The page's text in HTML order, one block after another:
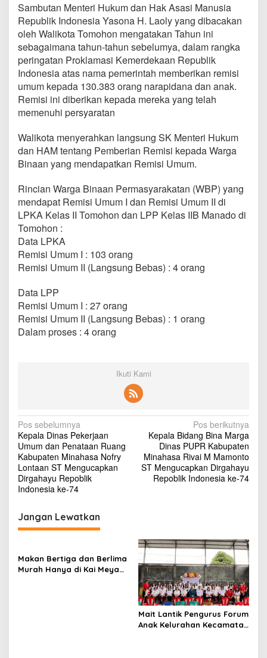
n
a
k
T
o
m
o
h
o
Sambutan Menteri Hukum dan Hak Asasi Manusia
Republik Indonesia Yasona H. Laoly yang dibacakan
oleh Walikota Tomohon mengatakan Tahun ini
sebagaimana tahun-tahun sebelumya, dalam rangka
peringatan Proklamasi Kemerdekaan Republik
Indonesia atas nama pemerintah memberikan remisi
umum kepada 130.383 orang narapidana dan anak.
Remisi ini diberikan kepada mereka yang telah
memenuhi persyaratan
Walikota menyerahkan langsung SK Menteri Hukum
dan HAM tentang Pemberian Remisi kepada Warga
Binaan yang mendapatkan Remisi Umum.
Rincian Warga Binaan Permasyarakatan (WBP) yang
mendapat Remisi Umum I dan Remisi Umum II di
LPKA Kelas II Tomohon dan LPP Kelas IIB Manado di
Tomohon :
Data LPKA
Remisi Umum I : 103 orang
Remisi Umum II (Langsung Bebas) : 4 orang
Data LPP
Remisi Umum I : 27 orang
Remisi Umum II (Langsung Bebas) : 1 orang
Dalam proses : 4 orang
Ikuti Kami
N
a
v
i
g
a
s
p
o
Pos sebelumnya
Kepala Dinas Pekerjaan
Umum dan Penataan Ruang
Kabupaten Minahasa Nofry
Lontaan ST Mengucapkan
Dirgahayu Repoblik
Indonesia ke-74
Pos berikutnya
Kepala Bidang Bina Marga
Dinas PUPR Kabupaten
Minahasa Rivai M Mamonto
ST Mengucapkan Dirgahayu
Repoblik Indonesia ke-74
Jangan Lewatkan
Makan Bertiga dan Berlima
Murah Hanya di Kai Meya
Mait Lantik Pengurus Forum
Anak Kelurahan Kecamatan